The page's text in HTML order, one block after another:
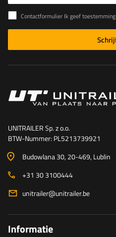
Contactformulier Ik geef toestemming voor de verwerking van mijn persoonlijke gegevens in het
UNITRAILER Sp. z o.o.
BTW-Nummer: PL5213739921
Budowlana 30, 20-469, Lublin
+31 30 3100444
unitrailer@unitrailer.be
Informatie